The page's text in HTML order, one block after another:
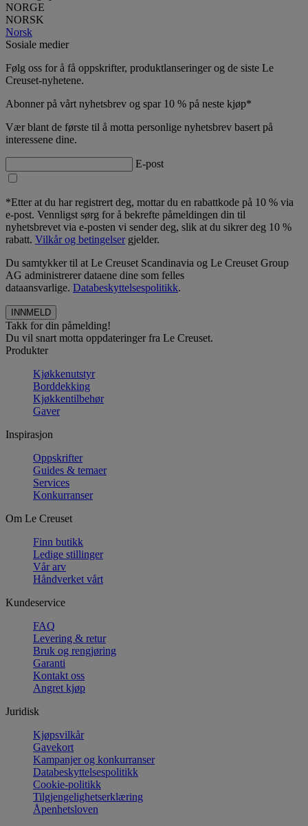
NORGE
NORSK
Norsk
Sosiale medier
Følg oss for å få oppskrifter, produktlanseringer og de siste Le
Creuset-nyhetene.
Abonner på vårt nyhetsbrev og spar 10 % på neste kjøp*
Vær blant de første til å motta personlige nyhetsbrev basert på
interessene dine.
E-post
*Etter at du har registrert deg, mottar du en rabattkode på 10 % via
e-post. Vennligst sørg for å bekrefte påmeldingen din til
nyhetsbrevet via e-posten vi sender deg, slik at du sikrer deg 10 %
rabatt. Vilkår og betingelsergjelder.
Du samtykker til at Le Creuset Scandinavia og Le Creuset Group
AG administrerer dataene dine som felles
dataansvarlige. Databeskyttelsespolitikk.
Takk for din påmelding!
Du vil snart motta oppdateringer fra Le Creuset.
Produkter
Kjøkkenutstyr
Borddekking
Kjøkkentilbehør
Gaver
Inspirasjon
Oppskrifter
Guides & temaer
Services
Konkurranser
Om Le Creuset
Finn butikk
Ledige stillinger
Vår arv
Håndverket vårt
Kundeservice
FAQ
Levering & retur
Bruk og rengjøring
Garanti
Kontakt oss
Angret kjøp
Juridisk
Kjøpsvilkår
Gavekort
Kampanjer og konkurranser
Databeskyttelsespolitikk
Cookie-politikk
Tilgjengelighetserklæring
Åpenhetsloven